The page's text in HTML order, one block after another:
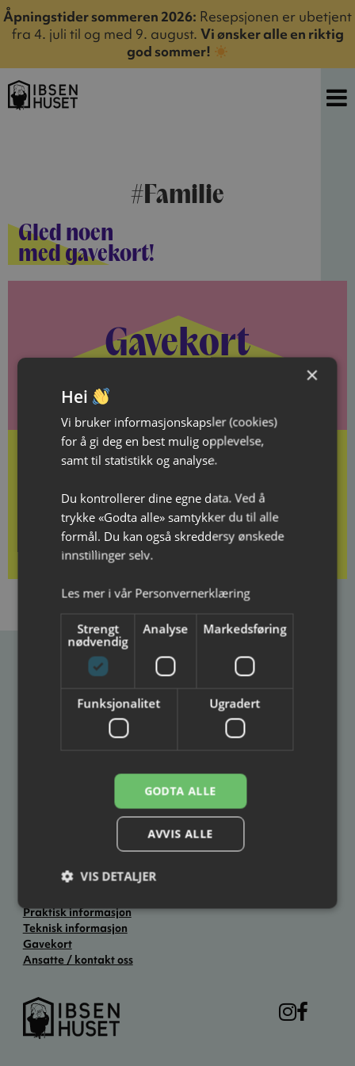
Åpningstider sommeren 2026: Resepsjonen er ubetjent
fra 4. juli til og med 9. august. Vi ønsker alle en riktig
god sommer!
#Familie
Gled noen
med gavekort!
Gavekort
Kjøp gavekort her
Postadresse
Besøksadresse
Ibsenhuset
Lundegate 6
Hverdager: kl. 12.00–19.00
Praktisk informasjon
Teknisk informasjon
Gavekort
Ansatte / kontakt oss
×
Hei
Vi bruker informasjonskapsler (cookies)
for å gi deg en best mulig opplevelse,
samt til statistikk og analyse.
Du kontrollerer dine egne data. Ved å
trykke «Godta alle» samtykker du til alle
formål. Du kan også skreddersy ønskede
innstillinger selv.
Les mer i vår Personvernerklæring
Strengt
nødvendig
Analyse Markedsføring
Funksjonalitet Ugradert
GODTA ALLE
AVVIS ALLE
VIS DETALJER